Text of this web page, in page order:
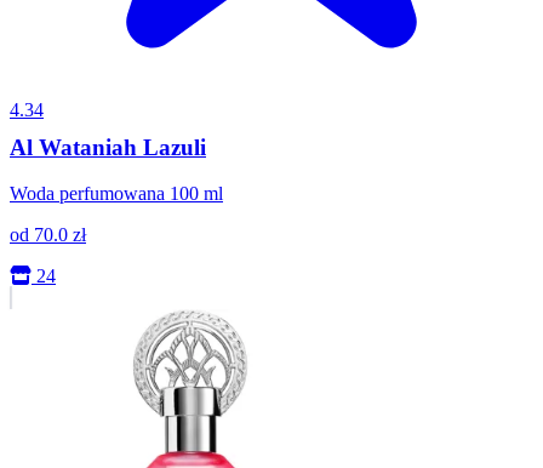
4.34
Al Wataniah Lazuli
Woda perfumowana 100 ml
od 70.0 zł
24